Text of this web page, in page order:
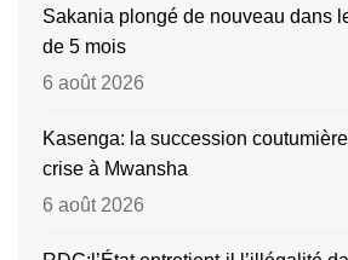
Sakania plongé de nouveau dans
de 5 mois
6 août 2026
Kasenga: la succession
crise à Mwansha
6 août 2026